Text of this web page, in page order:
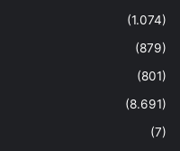
(1.074)
(879)
(801)
(8.691)
(7)